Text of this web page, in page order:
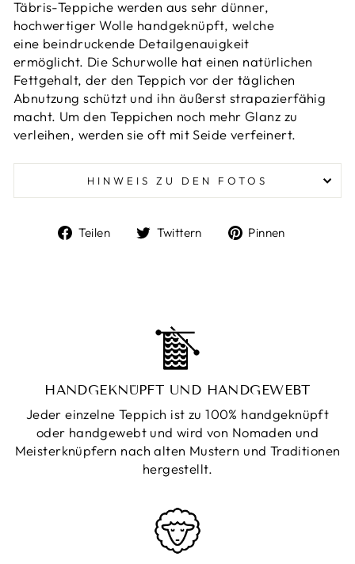
Täbris-Teppiche werden aus sehr dünner,
hochwertiger Wolle handgeknüpft, welche
eine beindruckende Detailgenauigkeit
ermöglicht. Die Schurwolle hat einen natürlichen
Fettgehalt, der den Teppich vor der täglichen
Abnutzung schützt und ihn äußerst strapazierfähig
macht. Um den Teppichen noch mehr Glanz zu
verleihen, werden sie oft mit Seide verfeinert.
HINWEIS ZU DEN FOTOS
Teilen
Auf
Twittern
Auf
Pinnen
HANDGEKNÜPFT UND HANDGEWEBT
Jeder einzelne Teppich ist zu 100% handgeknüpft
oder handgewebt und wird von Nomaden und
Meisterknüpfern nach alten Mustern und Traditionen
hergestellt.